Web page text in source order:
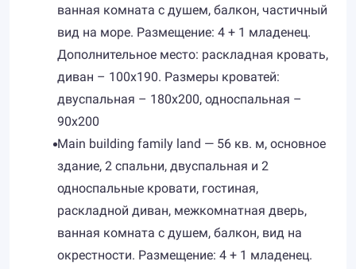
ванная комната с душем, балкон, частичный
вид на море. Размещение: 4 + 1 младенец.
Дополнительное место: раскладная кровать,
диван – 100х190. Размеры кроватей:
двуспальная – 180х200, односпальная –
90х200
Main building family land — 56 кв. м, основное
здание, 2 спальни, двуспальная и 2
односпальные кровати, гостиная,
раскладной диван, межкомнатная дверь,
ванная комната с душем, балкон, вид на
окрестности. Размещение: 4 + 1 младенец.